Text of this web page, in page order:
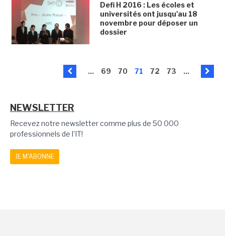
Defi H 2016 : Les écoles et
universités ont jusqu'au 18
novembre pour déposer un
dossier
... 69 70 71 72 73 ...
NEWSLETTER
Recevez notre newsletter comme plus de 50 000
professionnels de l'IT!
JE M'ABONNE